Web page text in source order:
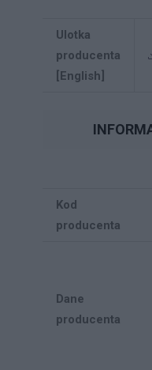
Ulotka
producenta
[English]
Kod
producenta
Dane
producenta